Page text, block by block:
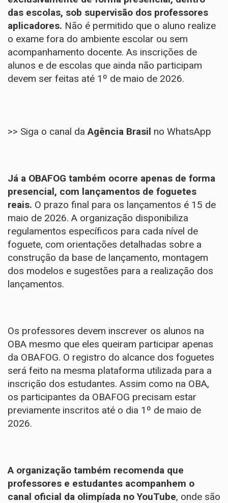
das escolas, sob supervisão dos professores
aplicadores. Não é permitido que o aluno realize
o exame fora do ambiente escolar ou sem
acompanhamento docente. As inscrições de
alunos e de escolas que ainda não participam
devem ser feitas até 1º de maio de 2026.
>> Siga o canal daAgência Brasil no WhatsApp
Já a OBAFOG também ocorre apenas de forma
presencial, com lançamentos de foguetes
reais. O prazo final para os lançamentos é 15 de
maio de 2026. A organização disponibiliza
regulamentos específicos para cada nível de
foguete, com orientações detalhadas sobre a
construção da base de lançamento, montagem
dos modelos e sugestões para a realização dos
lançamentos.
Os professores devem inscrever os alunos na
OBA mesmo que eles queiram participar apenas
da OBAFOG. O registro do alcance dos foguetes
será feito na mesma plataforma utilizada para a
inscrição dos estudantes. Assim como na OBA,
os participantes da OBAFOG precisam estar
previamente inscritos até o dia 1º de maio de
2026.
A organização também recomenda que
professores e estudantes acompanhem o
canal oficial da olimpíada no YouTube, onde são